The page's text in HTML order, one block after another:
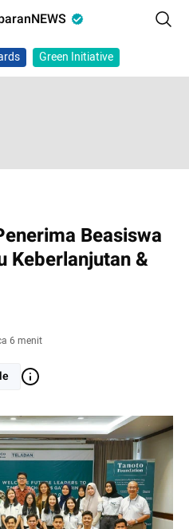
Green Initiative
Beasiswa
Keberlanjutan &
6 menit